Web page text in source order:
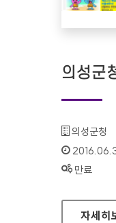
의성군
기관명 :
의성군청
인증기간 :
상태 :
만료
의성군
자세히